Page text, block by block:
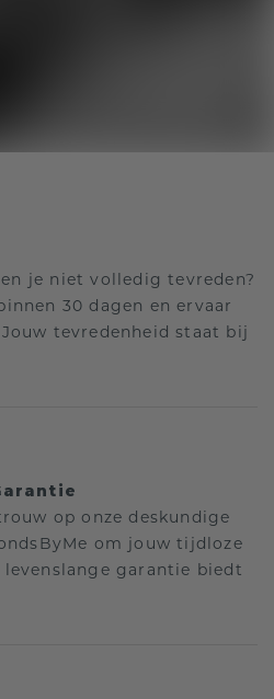
je niet volledig tevreden?
30 dagen en ervaar
tevredenheid staat bij
op onze deskundige
om jouw tijdloze
garantie biedt